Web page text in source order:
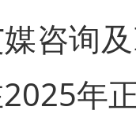
咨询
年